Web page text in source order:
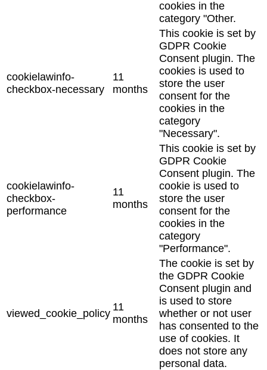
cookies in the
category "Other.
cookielawinfo-
checkbox-necessary
11
months
This cookie is set by
GDPR Cookie
Consent plugin. The
cookies is used to
store the user
consent for the
cookies in the
category
"Necessary".
cookielawinfo-
checkbox-
performance
11
months
This cookie is set by
GDPR Cookie
Consent plugin. The
cookie is used to
store the user
consent for the
cookies in the
category
"Performance".
viewed_cookie_policy
11
months
The cookie is set by
the GDPR Cookie
Consent plugin and
is used to store
whether or not user
has consented to the
use of cookies. It
does not store any
personal data.